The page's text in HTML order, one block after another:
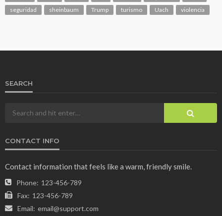
seguridad
sheinbaum Trump turismo Uach violencia
SEARCH
CONTACT INFO
Contact information that feels like a warm, friendly smile.
Phone: 123-456-789
Fax: 123-456-789
Email: email@support.com